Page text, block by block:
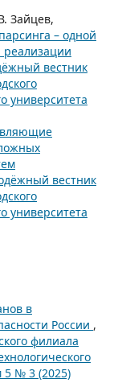
Зайцев,
– одной
реализации
вестник
университета
вестник
университета
в
России ,
филиала
5 № 3 (2025)